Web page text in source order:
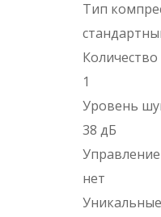
Тип
1
Уровень
38 дБ
нет